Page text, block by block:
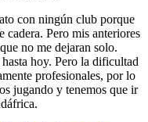
con ningún club porque
cadera. Pero mis anteriores
no me dejaran solo.
hoy. Pero la dificultad
profesionales, por lo
jugando y tenemos que ir